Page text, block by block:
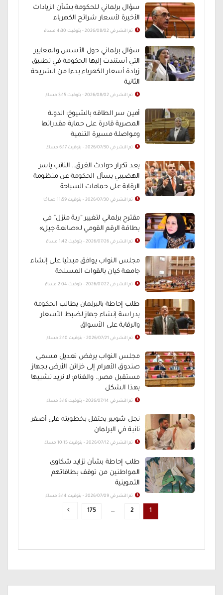
سؤال برلماني للحكومة بشأن الزيادات
الأخيرة لأسعار شرائح الكهرباء
تم النشر في 2026/08/02 - بتوقيت 4:30 مساءً
سؤال برلماني حول الأسس والمعايير
التي أستندت إليها الحكومة في تطبيق
زيادة أسعار الكهرباء بدءا من الشريحة
الثانية
تم النشر في 2026/08/02 - بتوقيت 3:15 مساءً
أمين سر الطاقه بالشيوخ: الدولة
المصرية قادرة على حماية مقدراتها
ومواصلة مسيرة التنمية
تم النشر في 2026/07/30 - بتوقيت 6:17 مساءً
بعد تكرار حوادث الغرق.. النائب ياسر
الهضيبي يسأل الحكومة عن منظومة
الرقابة على حمامات السباحة
تم النشر في 2026/07/30 - بتوقيت 11:59 صباحًا
مقترح برلماني لتغيير “ربة منزل” في
بطاقة الرقم القومي لـ«صانعة جيل»
تم النشر في 2026/07/26 - بتوقيت 1:42 مساءً
مجلس النواب يوافق مبدئيا على إنشاء
جامعة كيان بالقوات المسلحة
تم النشر في 2026/07/22 - بتوقيت 2:04 مساءً
طلب إحاطة بالبرلمان يطالب الحكومة
بدراسة إنشاء جهاز لضبط الأسعار
والرقابة على الأسواق
تم النشر في 2026/07/21 - بتوقيت 2:10 مساءً
مجلس النواب يرفض تعديل مسمى
صندوق الأهرام إلى خزائن الأرض بجهاز
مستقبل مصر.. والغنام: لا نريد تشبيها
بهذا الشكل
تم النشر في 2026/07/14 - بتوقيت 3:16 مساءً
نجل شوبير يحتفل بخطوبته على أصغر
نائبة في البرلمان
تم النشر في 2026/07/12 - بتوقيت 10:15 مساءً
طلب إحاطة بشأن تزايد شكاوى
المواطنين من توقف بطاقاتهم
التموينية
تم النشر في 2026/07/09 - بتوقيت 3:14 مساءً
1
2
…
175